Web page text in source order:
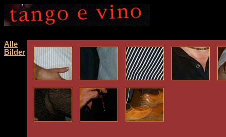
Alle
Bilder